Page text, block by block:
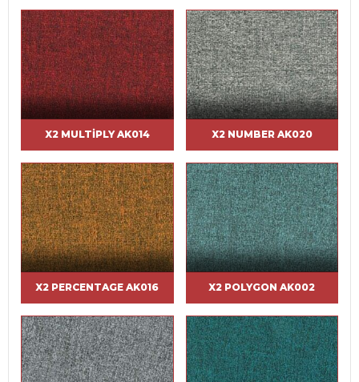
X2 MULTIPLY AK014 X2 NUMBER AK020
X2 PERCENTAGE AK016 X2 POLYGON AK002